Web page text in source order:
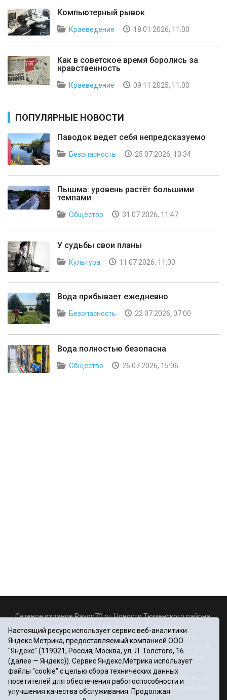
Компьютерный рывок
Краеведение 18 01 2026, 11:00
Как в советское время боролись за
нравственность
Краеведение 09 11 2025, 11:00
ПОПУЛЯРНЫЕ НОВОСТИ
Паводок ведет себя непредсказуемо
Безопасность 25 07 2026, 10:34
Пышма: уровень растёт большими
темпами
Общество 31 07 2026, 11:47
У судьбы свои планы
Культура 11 07 2026, 11:00
Вода прибывает ежедневно
Безопасность 22 07 2026, 07:00
Вода полностью безопасна
Общество 26 07 2026, 15:06
Сетевое издание Rayon72.ru. Новости Тюменского района.
Rayon72@yandex.ru
Регистрационный номер СМИ Эл № ФС77-67956 от
06.12.2016г., выдано Федеральной службой по надзору в
сфере связи, информационных технологий и массовых
коммуникаций (Роскомнадзор)
Учредитель: Автономная некоммерческая организация
«Информационно-издательский центр «Красное знамя».
Главный редактор Некрасова Т. В.
Настоящий ресурс использует сервис веб-аналитики
Яндекс.Метрика, предоставляемый компанией ООО
"Яндекс" (119021, Россия, Москва, ул. Л. Толстого, 16
(далее — Яндекс)). Сервис Яндекс.Метрика использует
файлы "cookie" с целью сбора технических данных
посетителей для обеспечения работоспособности и
улучшения качества обслуживания. Продолжая